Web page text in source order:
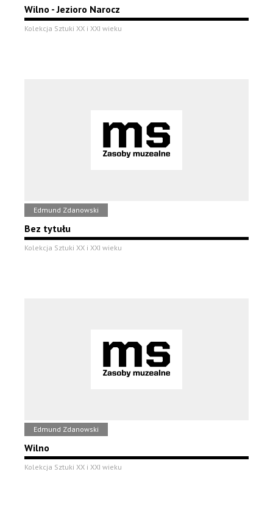
Wilno - Jezioro Narocz
Kolekcja Sztuki XX i XXI wieku
Edmund Zdanowski
Bez tytułu
Kolekcja Sztuki XX i XXI wieku
Edmund Zdanowski
Wilno
Kolekcja Sztuki XX i XXI wieku